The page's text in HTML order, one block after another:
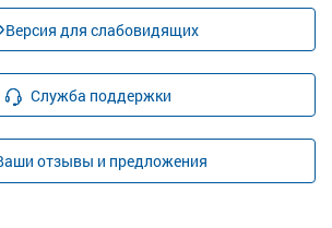
Версия для слабовидящих
Служба поддержки
отзывы и предложения